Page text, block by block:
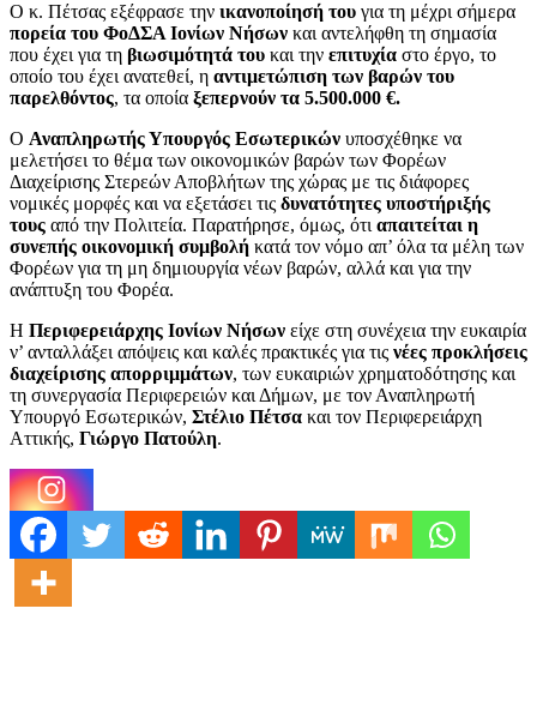
Ο κ. Πέτσας εξέφρασε την ικανοποίησή του για τη μέχρι σήμερα
πορεία του ΦοΔΣΑ Ιονίων Νήσων και αντελήφθη τη σημασία
που έχει για τη βιωσιμότητά του και την επιτυχία στο έργο, το
οποίο του έχει ανατεθεί, η αντιμετώπιση των βαρών του
παρελθόντος, τα οποία ξεπερνούν τα 5.500.000 €.
Ο Αναπληρωτής Υπουργός Εσωτερικών υποσχέθηκε να
μελετήσει το θέμα των οικονομικών βαρών των Φορέων
Διαχείρισης Στερεών Αποβλήτων της χώρας με τις διάφορες
νομικές μορφές και να εξετάσει τις δυνατότητες υποστήριξής
τους από την Πολιτεία. Παρατήρησε, όμως, ότι απαιτείται η
συνεπής οικονομική συμβολή κατά τον νόμο απ’ όλα τα μέλη των
Φορέων για τη μη δημιουργία νέων βαρών, αλλά και για την
ανάπτυξη του Φορέα.
Η Περιφερειάρχης Ιονίων Νήσων είχε στη συνέχεια την ευκαιρία
ν’ ανταλλάξει απόψεις και καλές πρακτικές για τις νέες προκλήσεις
διαχείρισης απορριμμάτων, των ευκαιριών χρηματοδότησης και
τη συνεργασία Περιφερειών και Δήμων, με τον Αναπληρωτή
Υπουργό Εσωτερικών, Στέλιο Πέτσα και τον Περιφερειάρχη
Αττικής, Γιώργο Πατούλη.